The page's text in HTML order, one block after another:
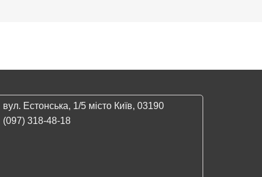
вул. Естонська, 1/5 місто Київ, 03190
(097) 318-48-18